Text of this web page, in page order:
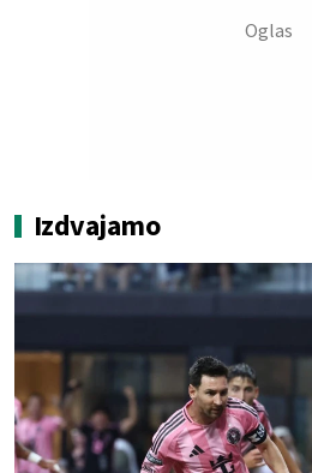
Izdvajamo